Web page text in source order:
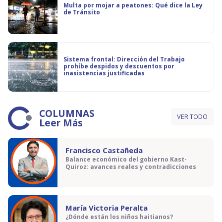
Multa por mojar a peatones: Qué dice la Ley
de Tránsito
Sistema frontal: Dirección del Trabajo
prohíbe despidos y descuentos por
inasistencias justificadas
COLUMNAS
Leer Más VER TODO
Francisco Castañeda
Balance económico del gobierno Kast-
Quiroz: avances reales y contradicciones
María Victoria Peralta
¿Dónde están los niños haitianos?